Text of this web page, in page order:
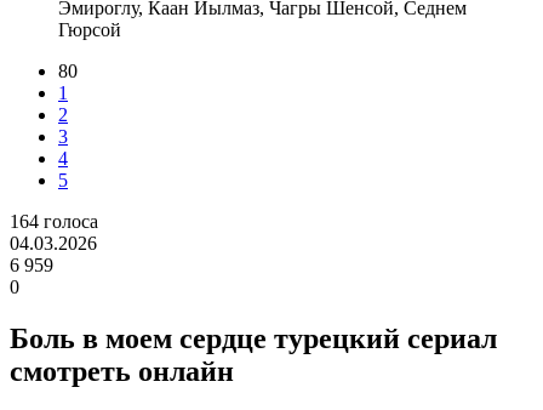
Эмироглу, Каан Йылмаз, Чагры Шенсой, Седнем
Гюрсой
80
1
2
3
4
5
164 голоса
04.03.2026
6 959
0
Боль в моем сердце турецкий сериал
смотреть онлайн